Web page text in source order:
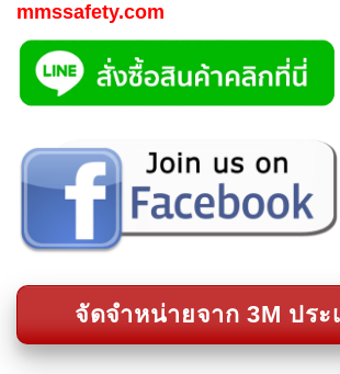
mmssafety.com
จัดจำหน่ายจาก 3M ประ